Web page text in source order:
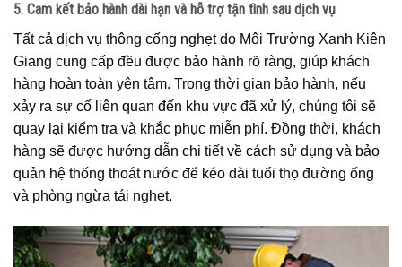
5. Cam kết bảo hành dài hạn và hỗ trợ tận tình sau dịch vụ
Tất cả dịch vụ thông cống nghẹt do Môi Trường Xanh Kiên
Giang cung cấp đều được bảo hành rõ ràng, giúp khách
hàng hoàn toàn yên tâm. Trong thời gian bảo hành, nếu
xảy ra sự cố liên quan đến khu vực đã xử lý, chúng tôi sẽ
quay lại kiểm tra và khắc phục miễn phí. Đồng thời, khách
hàng sẽ được hướng dẫn chi tiết về cách sử dụng và bảo
quản hệ thống thoát nước để kéo dài tuổi thọ đường ống
và phòng ngừa tái nghẹt.